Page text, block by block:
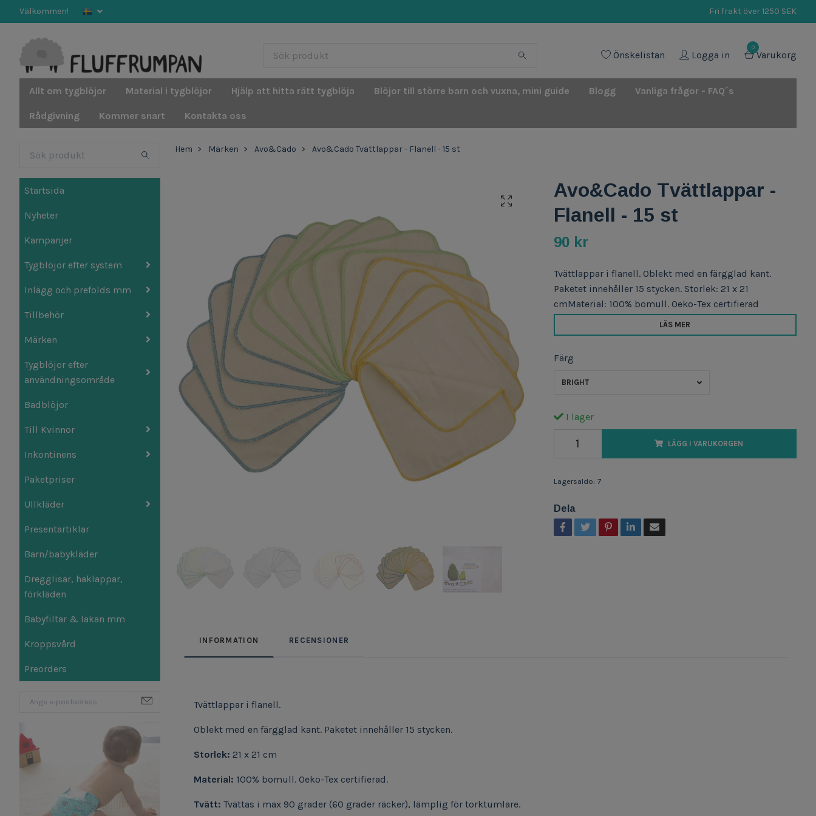
Välkommen! Fri frakt över 1250 SEK
Önskelistan Logga in
0
Varukorg
Allt om tygblöjor Material i tygblöjor Hjälp att hitta rätt tygblöja Blöjor till större barn och vuxna, mini guide Blogg Vanliga frågor - FAQ´s
Rådgivning Kommer snart Kontakta oss
Startsida
Nyheter
Kampanjer
Tygblöjor efter system
Inlägg och prefolds mm
Tillbehör
Märken
Tygblöjor efter
användningsområde
Badblöjor
Till Kvinnor
Inkontinens
Paketpriser
Ullkläder
Presentartiklar
Barn/babykläder
Dregglisar, haklappar,
förkläden
Babyfiltar & lakan mm
Kroppsvård
Preorders
Hem Märken Avo&Cado Avo&Cado Tvättlappar - Flanell - 15 st
Avo&Cado Tvättlappar -
Flanell - 15 st
90 kr
Tvättlappar i flanell. Oblekt med en färgglad kant.
Paketet innehåller 15 stycken. Storlek: 21 x 21
cmMaterial: 100% bomull. Oeko-Tex certifierad
LÄS MER
Färg
BRIGHT
I lager
LÄGG I VARUKORGEN
Lagersaldo: 7
Dela
INFORMATION RECENSIONER
Tvättlappar i flanell.
Oblekt med en färgglad kant. Paketet innehåller 15 stycken.
Storlek: 21 x 21 cm
Material: 100% bomull. Oeko-Tex certifierad.
Tvätt: Tvättas i max 90 grader (60 grader räcker), lämplig för torktumlare.